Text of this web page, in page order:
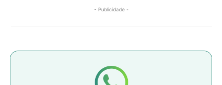
- Publicidade -